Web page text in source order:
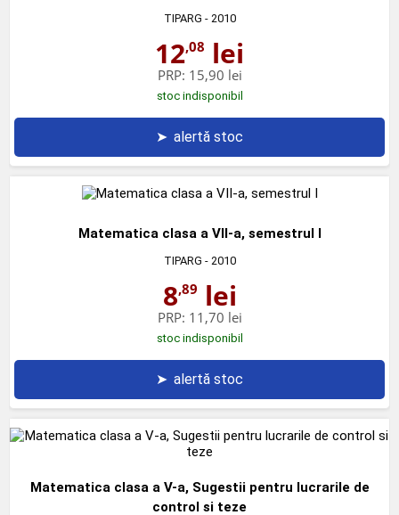
TIPARG - 2010
12,08 lei
PRP: 15,90 lei
stoc indisponibil
➤ alertă stoc
Matematica clasa a VII-a, semestrul I
TIPARG - 2010
8,89 lei
PRP: 11,70 lei
stoc indisponibil
➤ alertă stoc
Matematica clasa a V-a, Sugestii pentru lucrarile de
control si teze